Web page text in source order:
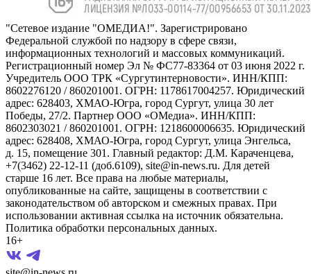
"Сетевое издание "ОМЕДИА!". Зарегистрировано
Федеральной службой по надзору в сфере связи,
информационных технологий и массовых коммуникаций.
Регистрационный номер Эл № ФС77-83364 от 03 июня 2022 г.
Учредитель ООО ТРК «Сургутинтерновости». ИНН/КПП:
8602276120 / 860201001. ОГРН: 1178617004257. Юридический
адрес: 628403, ХМАО-Югра, город Сургут, улица 30 лет
Победы, 27/2. Партнер ООО «ОМедиа». ИНН/КПП:
8602303021 / 860201001. ОГРН: 1218600006635. Юридический
адрес: 628408, ХМАО-Югра, город Сургут, улица Энгельса,
д. 15, помещение 301. Главный редактор: Д.М. Караченцева,
+7(3462) 22-12-11 (доб.6109), site@in-news.ru. Для детей
старше 16 лет. Все права на любые материалы,
опубликованные на сайте, защищены в соответствии с
законодательством об авторском и смежных правах. При
использовании активная ссылка на источник обязательна.
Политика обработки персональных данных.
16+